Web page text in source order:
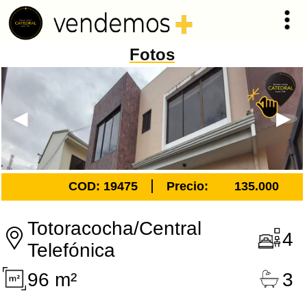
Fotos
COD: 19475 Precio: 135.000
Totoracocha/Central
Telefónica
4
96 m²
3